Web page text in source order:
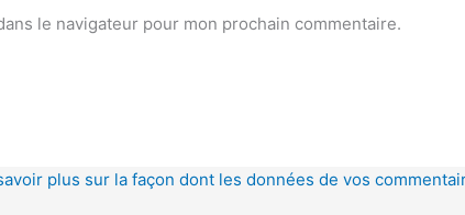
le navigateur pour mon prochain commentaire.
plus sur la façon dont les données de vos